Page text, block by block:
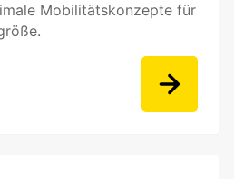
Mobilitätskonzepte für